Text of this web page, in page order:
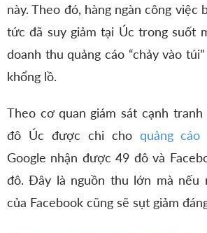
này. Theo đó, hàng ngàn công việc
tức đã suy giảm tại Úc trong suốt
doanh thu quảng cáo “chảy vào
khổng lồ.
Theo cơ quan giám sát cạnh
đô Úc được chi cho quảng cáo
Google nhận được 49 đô và
đô. Đây là nguồn thu lớn mà nếu
của Facebook cũng sẽ sụt giảm